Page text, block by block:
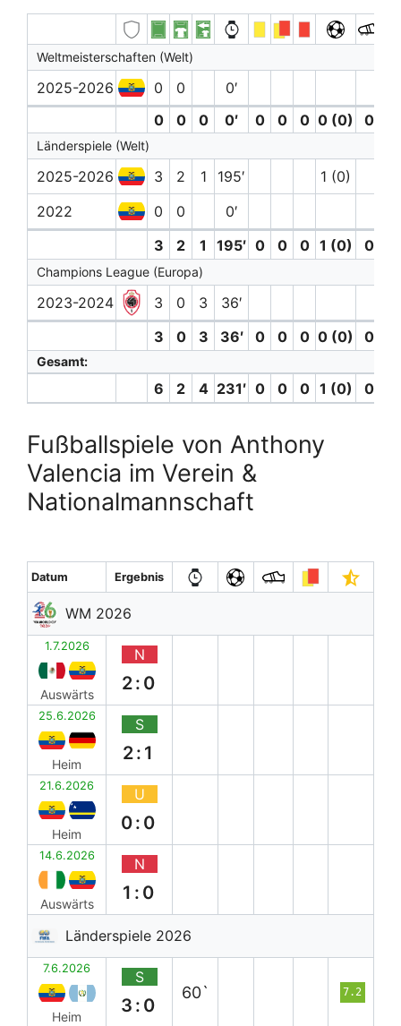
Weltmeisterschaften (Welt)
2025-2026 0 0
0′
0
0 0 0′ 0 0 0 0 (0) 0
Länderspiele (Welt)
2025-2026 3 2 1 195′
1 (0)
2022
0 0
0′
3
2 1 195′ 0 0 0 1 (0) 0
Champions League (Europa)
2023-2024 3 0 3
36′
3
0 3 36′ 0 0 0 0 (0) 0
Gesamt:
6 2 4 231′ 0 0 0 1 (0) 0
Fußballspiele von Anthony
Valencia im Verein &
Nationalmannschaft
Datum Ergebnis
WM 2026
1.7.2026
Auswärts
N
2:0
25.6.2026
Heim
S
2:1
21.6.2026
Heim
U
0:0
14.6.2026
Auswärts
N
1:0
Länderspiele 2026
7.6.2026
Heim
S
3:0
60` 7.2